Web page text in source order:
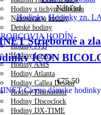
Hodiny s tichým chodom
Nalepovacie hodiny
Detské hodiny
HODÍN
Hodiny JVD
Hodiny Lavvu
Hodiny AMS
Hodiny Atlanta
Hodiny Callea Design
Hodiny Diamantini
Hodiny Discoclock
Hodiny DX-TIME
Náhľad
Hodinky,Hodinky zn.
Strieborné a
ICON
€75.50